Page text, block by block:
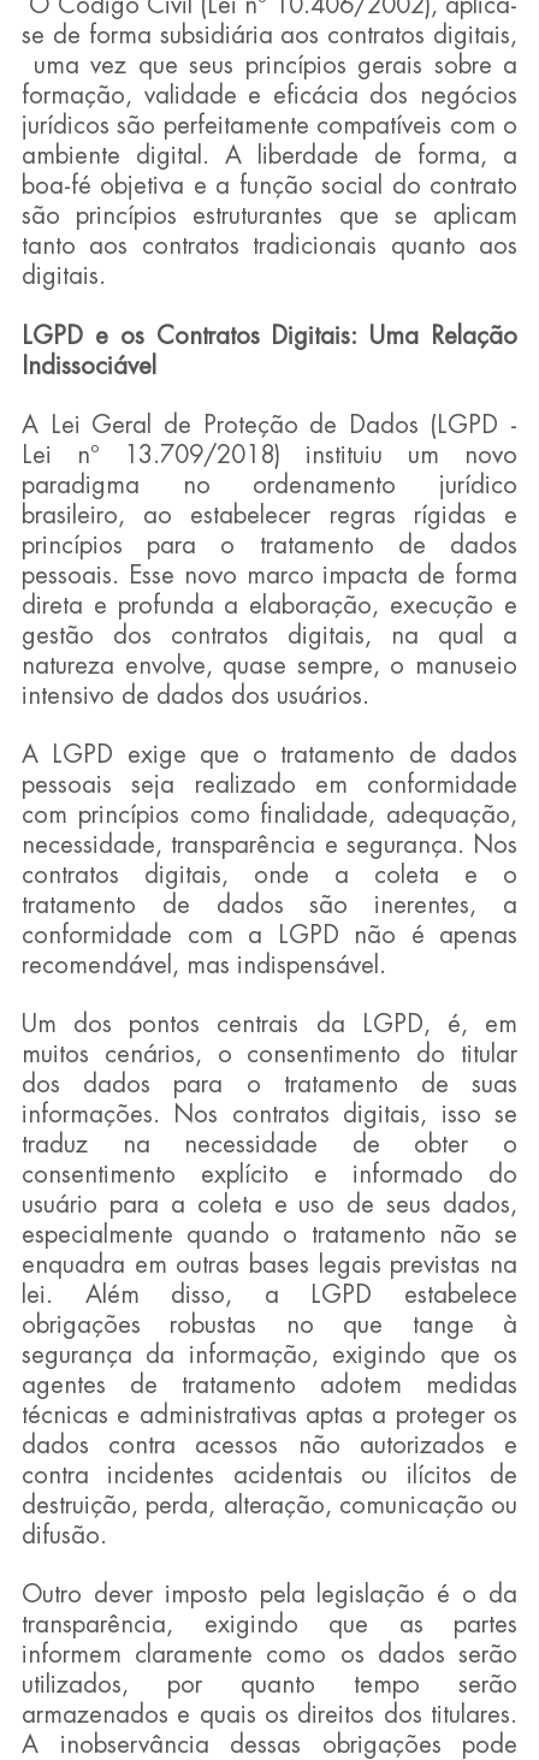
se de forma subsidiária aos contratos digitais,
uma vez que seus princípios gerais sobre a
formação, validade e eficácia dos negócios
jurídicos são perfeitamente compatíveis com o
ambiente digital. A liberdade de forma, a
boa-fé objetiva e a função social do contrato
são princípios estruturantes que se aplicam
tanto aos contratos tradicionais quanto aos
digitais.
LGPD e os Contratos Digitais: Uma Relação
Indissociável
A Lei Geral de Proteção de Dados (LGPD -
Lei nº 13.709/2018) instituiu um novo
paradigma no ordenamento jurídico
brasileiro, ao estabelecer regras rígidas e
princípios para o tratamento de dados
pessoais. Esse novo marco impacta de forma
direta e profunda a elaboração, execução e
gestão dos contratos digitais, na qual a
natureza envolve, quase sempre, o manuseio
intensivo de dados dos usuários.
A LGPD exige que o tratamento de dados
pessoais seja realizado em conformidade
com princípios como finalidade, adequação,
necessidade, transparência e segurança. Nos
contratos digitais, onde a coleta e o
tratamento de dados são inerentes, a
conformidade com a LGPD não é apenas
recomendável, mas indispensável.
Um dos pontos centrais da LGPD, é, em
muitos cenários, o consentimento do titular
dos dados para o tratamento de suas
informações. Nos contratos digitais, isso se
traduz na necessidade de obter o
consentimento explícito e informado do
usuário para a coleta e uso de seus dados,
especialmente quando o tratamento não se
enquadra em outras bases legais previstas na
lei. Além disso, a LGPD estabelece
obrigações robustas no que tange à
segurança da informação, exigindo que os
agentes de tratamento adotem medidas
técnicas e administrativas aptas a proteger os
dados contra acessos não autorizados e
contra incidentes acidentais ou ilícitos de
destruição, perda, alteração, comunicação ou
difusão.
Outro dever imposto pela legislação é o da
transparência, exigindo que as partes
informem claramente como os dados serão
utilizados, por quanto tempo serão
armazenados e quais os direitos dos titulares.
A inobservância dessas obrigações pode